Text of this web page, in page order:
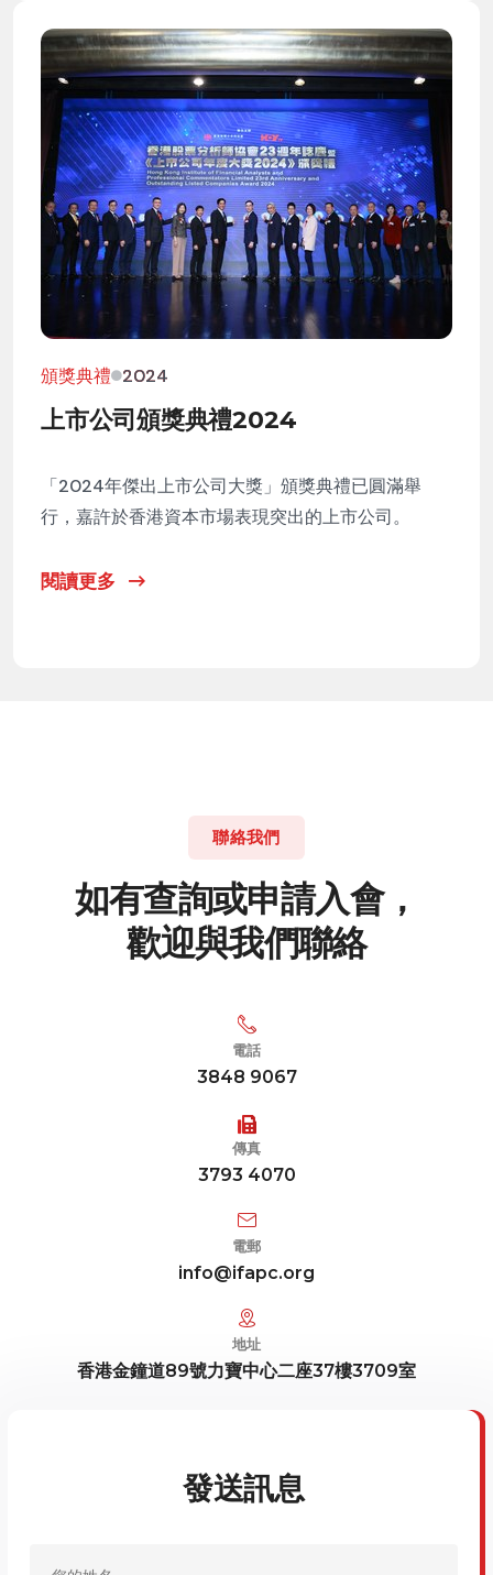
頒獎典禮 2024
上市公司頒獎典禮2024
「2024年傑出上市公司大獎」頒獎典禮已圓滿舉
行，嘉許於香港資本市場表現突出的上市公司。
閱讀更多
聯絡我們
如有查詢或申請入會，
歡迎與我們聯絡
電話
3848 9067
傳真
3793 4070
電郵
info@ifapc.org
地址
香港金鐘道89號力寶中心二座37樓3709室
發送訊息